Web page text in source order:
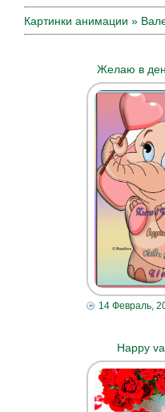
Картинки анимации »
Желаю в
14 Февраль,
Happy